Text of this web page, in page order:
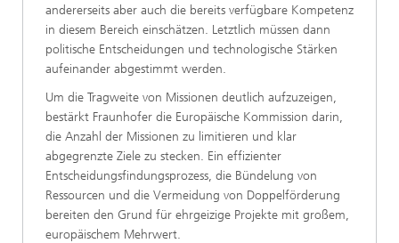
andererseits aber auch die bereits verfügbare Kompetenz
in diesem Bereich einschätzen. Letztlich müssen dann
politische Entscheidungen und technologische Stärken
aufeinander abgestimmt werden.
Um die Tragweite von Missionen deutlich aufzuzeigen,
bestärkt Fraunhofer die Europäische Kommission darin,
die Anzahl der Missionen zu limitieren und klar
abgegrenzte Ziele zu stecken. Ein effizienter
Entscheidungsfindungsprozess, die Bündelung von
Ressourcen und die Vermeidung von Doppelförderung
bereiten den Grund für ehrgeizige Projekte mit großem,
europäischem Mehrwert.